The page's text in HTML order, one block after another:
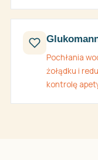
Pochłania
żołądku i
kontrolę